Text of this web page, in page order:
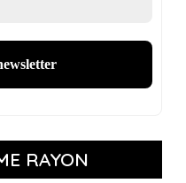
RAYON